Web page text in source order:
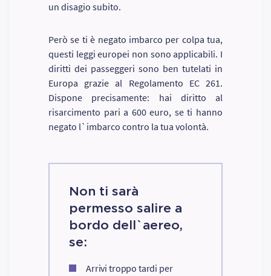
un disagio subito.
Però se ti è negato imbarco per colpa tua,
questi leggi europei non sono applicabili. I
diritti dei passeggeri sono ben tutelati in
Europa grazie al Regolamento EC 261.
Dispone precisamente: hai diritto al
risarcimento pari a 600 euro, se ti hanno
negato l`imbarco contro la tua volontà.
Non ti sarà
permesso salire a
bordo dell`aereo,
se:
Arrivi troppo tardi per